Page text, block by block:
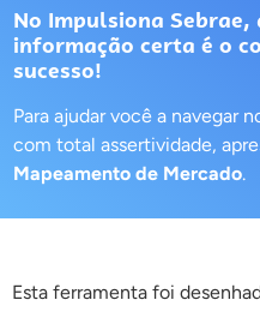
No Impulsiona Sebrae,
informação certa é o
sucesso!
Para ajudar você a navegar
com total assertividade,
Mapeamento de Mercado.
Esta ferramenta foi